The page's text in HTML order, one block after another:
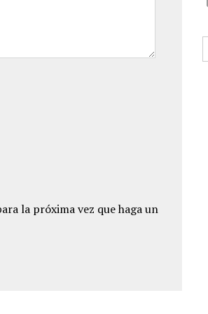
la próxima vez que haga un